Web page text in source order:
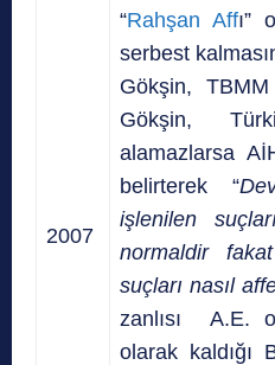
2007
“Rahşan Affı”
serbest
Gökşin,
Gökşin,
alamazlarsa
belirterek “
işlenilen
normaldir
suçları nasıl
zanlısı A.E.
olarak kaldığı